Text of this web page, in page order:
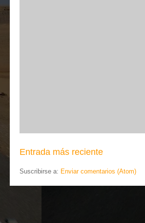
Entrada más reciente
Suscribirse a: Enviar comentarios (Atom)